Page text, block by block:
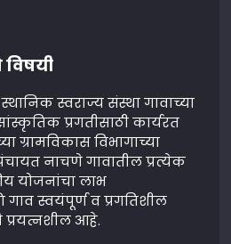
स्वराज्य संस्था गावाच्या
प्रगतीसाठी कार्यरत
ग्रामविकास विभागाच्या
नाचणे गावातील प्रत्येक
योजनांचा लाभ
गाव स्वयंपूर्ण व प्रगतिशील
प्रयत्नशील आहे.